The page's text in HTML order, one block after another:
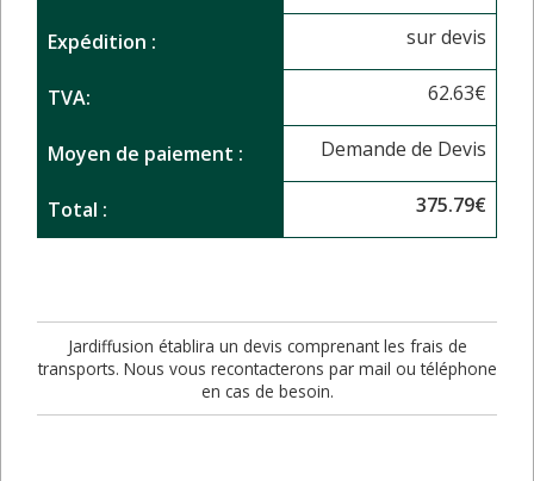
Expédition : sur devis
TVA: 62.63€
Moyen de paiement : Demande de Devis
Total : 375.79€
Jardiffusion établira un devis comprenant les frais de
transports. Nous vous recontacterons par mail ou téléphone
en cas de besoin.